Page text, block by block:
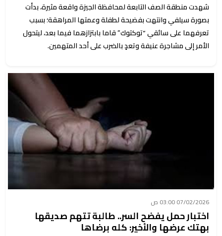
شهدت منطقة الصف التابعة لمحافظة الجيزة واقعة مثيرة، بدأت
بصورة سيلفي وانتهت بفضيحة لطفلة وعمتها المراهقة؛ بسبب
تعرفهما على سائقي “توكتوك” قاما بابتزازهما فيما بعد، ليتحول
الأمر إلى مشاجرة عنيفة وتعدٍ بالضرب على أحد المتهمين.
07/02/2026 03:00 ص
اختبار حمل يفضح السر.. طالبة تتهم صديقها
بهتك عرضها والأخير: كله برضاها